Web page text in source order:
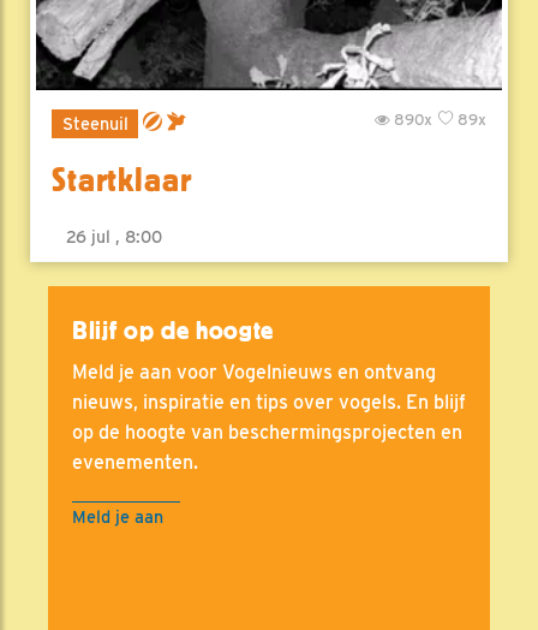
Steenuil 89x
890x
Startklaar
26 jul , 8:00
Blijf op de hoogte
Meld je aan voor Vogelnieuws en ontvang
nieuws, inspiratie en tips over vogels. En blijf
op de hoogte van beschermingsprojecten en
evenementen.
Meld je aan